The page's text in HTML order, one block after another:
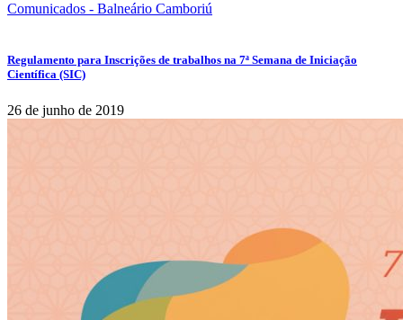
Comunicados - Balneário Camboriú
Regulamento para Inscrições de trabalhos na 7ª Semana de Iniciação
Científica (SIC)
26 de junho de 2019